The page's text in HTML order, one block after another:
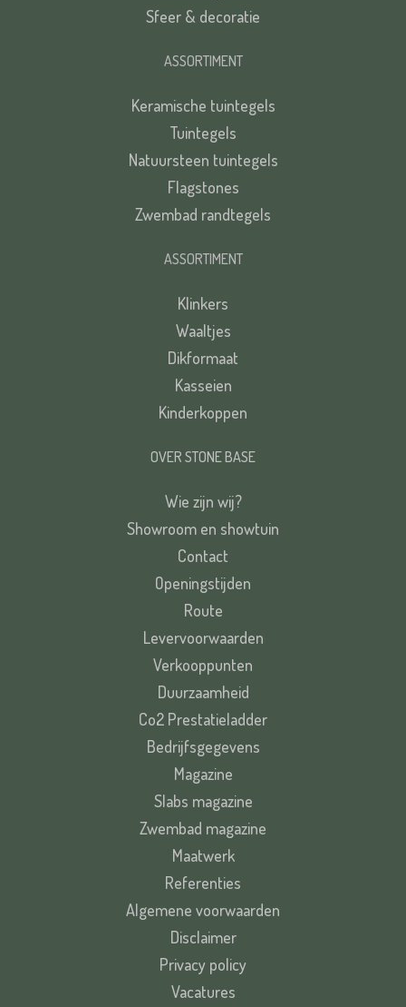
Sfeer & decoratie
ASSORTIMENT
Keramische tuintegels
Tuintegels
Natuursteen tuintegels
Flagstones
Zwembad randtegels
ASSORTIMENT
Klinkers
Waaltjes
Dikformaat
Kasseien
Kinderkoppen
OVER STONE BASE
Wie zijn wij?
Showroom en showtuin
Contact
Openingstijden
Route
Levervoorwaarden
Verkooppunten
Duurzaamheid
Co2 Prestatieladder
Bedrijfsgegevens
Magazine
Slabs magazine
Zwembad magazine
Maatwerk
Referenties
Algemene voorwaarden
Disclaimer
Privacy policy
Vacatures